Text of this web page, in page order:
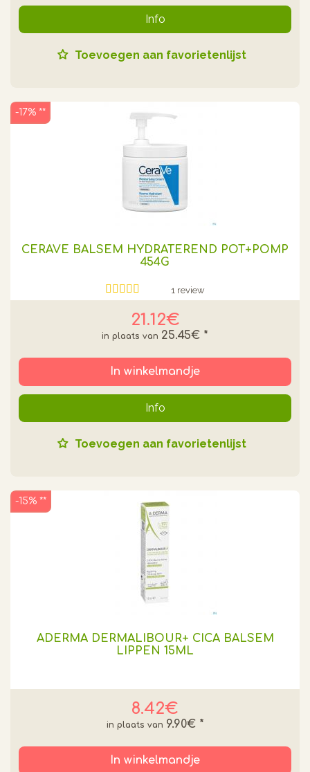
Info
Toevoegen aan favorietenlijst
CERAVE BALSEM HYDRATEREND POT+POMP
454G
1 review
21.12€
25.45€ *
-17% **
In winkelmandje
Info
Toevoegen aan favorietenlijst
ADERMA DERMALIBOUR+ CICA BALSEM
LIPPEN 15ML
8.42€
9.90€ *
-15% **
In winkelmandje